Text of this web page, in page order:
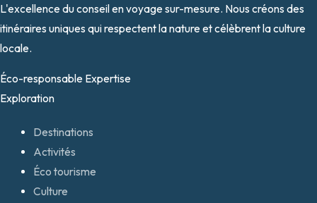
L'excellence du conseil en voyage sur-mesure. Nous créons des
itinéraires uniques qui respectent la nature et célèbrent la culture
locale.
Éco-responsable Expertise
Exploration
Destinations
Activités
Éco tourisme
Culture